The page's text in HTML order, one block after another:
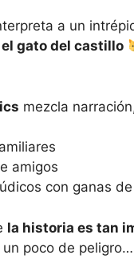
a un
el gato del castillo
mezcla
amigos
con ganas
la historia es tan
poco de